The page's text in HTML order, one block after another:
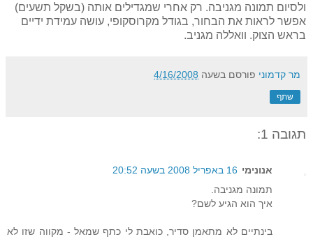
ולסיום תמונה מגניבה. רק אחרי שמגדילים אותה (בשקל תשעים)
אפשר לראות את הבחור, בגודל מקרוסקופי, עושה עמידת ידיים
בראש הצוק. וואללה מגניב.
מר קדמוני פורסם בשעה 4/16/2008
שתף
תגובה 1:
אנונימי 16 באפריל 2008 בשעה 20:52
תמונה מגניבה.
איך הוא הגיע לשם?
בינתיים לא מתאמן סדיר, כואבת לי כתף שמאל - מקווה שזו לא